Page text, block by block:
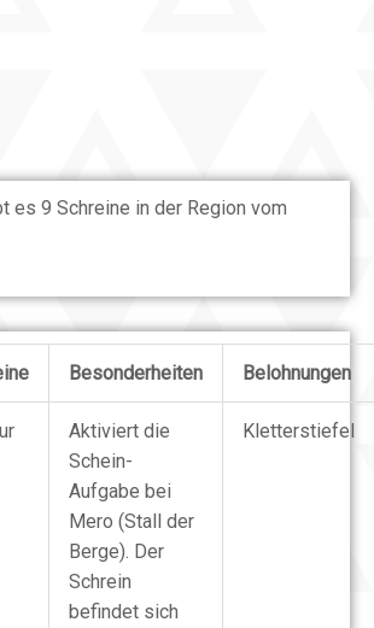
es 9 Schreine in der Region vom
Besonderheiten Belohnungen
Aktiviert die
Schein-
Aufgabe bei
Mero (Stall der
Berge). Der
Schrein
befindet sich
Kletterstiefel